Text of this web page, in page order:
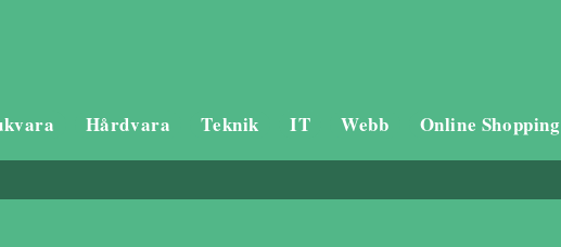
Hårdvara Teknik IT Webb Online Shopping